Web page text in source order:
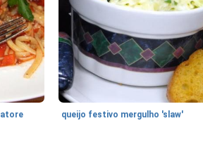
queijo festivo mergulho 'slaw'